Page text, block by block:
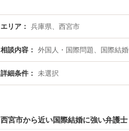
エリア 兵庫県、西宮市
相談内容 外国人・国際問題、国際結婚
詳細条件 未選択
西宮市から近い国際結婚に強い弁護士